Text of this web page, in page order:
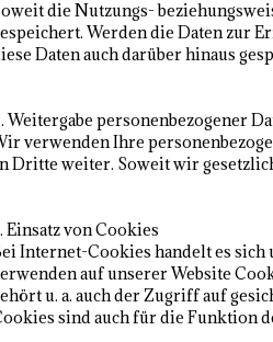
die Nutzungs-
Werden die Daten zur
Daten auch darüber hinaus
Weitergabe personenbezogener
verwenden Ihre
Dritte weiter. Soweit wir
Einsatz von Cookies
Internet-Cookies handelt es
auf unserer Website
u. a. auch der Zugriff auf
sind auch für die Funktion